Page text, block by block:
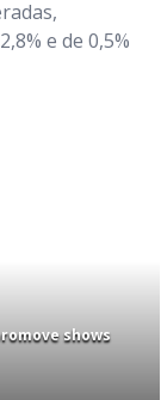
e de 0,5%
shows